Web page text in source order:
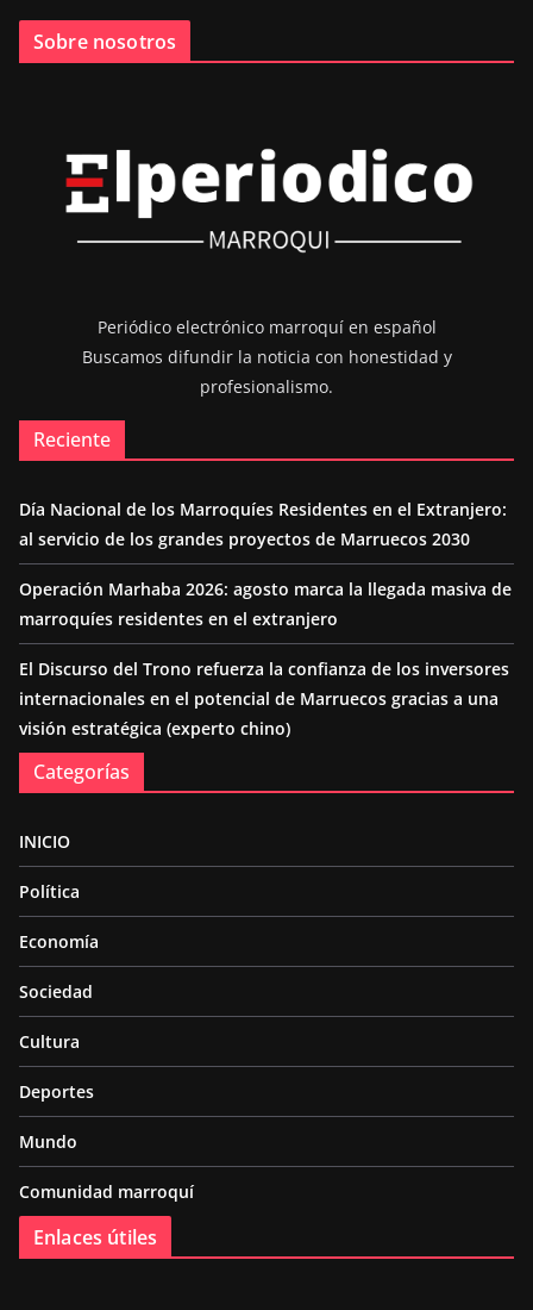
Sobre nosotros
Periódico electrónico marroquí en español
Buscamos difundir la noticia con honestidad y
profesionalismo.
Reciente
Día Nacional de los Marroquíes Residentes en el Extranjero:
al servicio de los grandes proyectos de Marruecos 2030
Operación Marhaba 2026: agosto marca la llegada masiva de
marroquíes residentes en el extranjero
El Discurso del Trono refuerza la confianza de los inversores
internacionales en el potencial de Marruecos gracias a una
visión estratégica (experto chino)
Categorías
INICIO
Política
Economía
Sociedad
Cultura
Deportes
Mundo
Comunidad marroquí
Enlaces útiles